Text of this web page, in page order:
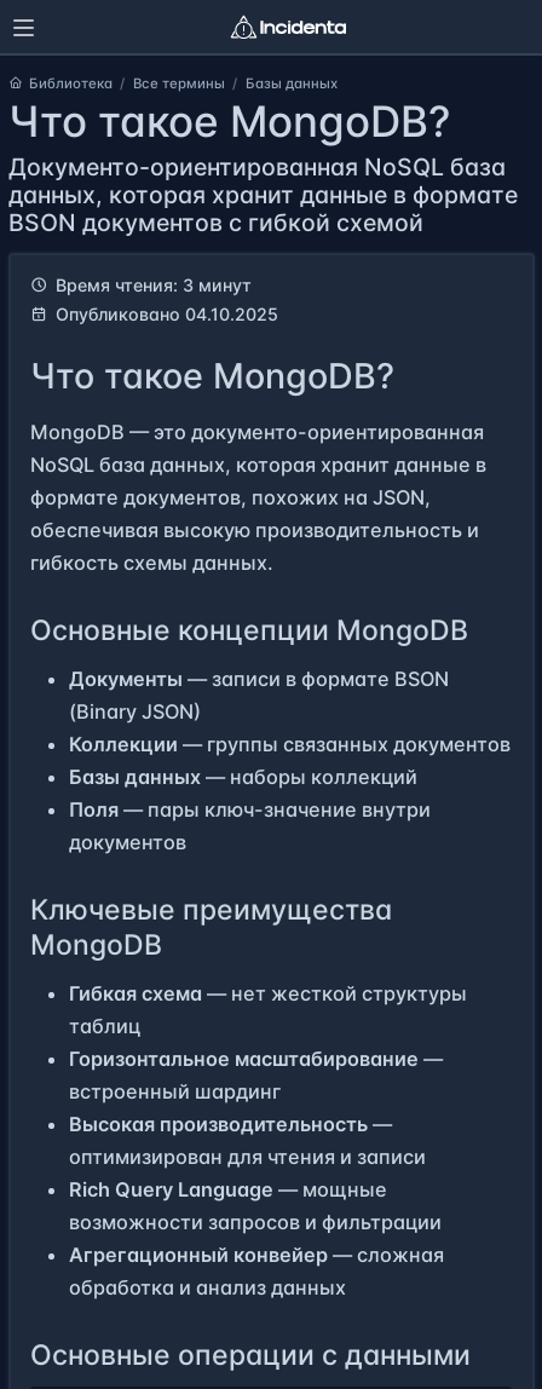
Библиотека Все термины Базы данных
Что такое MongoDB?
Документо-ориентированная NoSQL база
данных, которая хранит данные в формате
BSON документов с гибкой схемой
Время чтения: 3 минут
Опубликовано 04.10.2025
Что такое MongoDB?
MongoDB — это документо-ориентированная
NoSQL база данных, которая хранит данные в
формате документов, похожих на JSON,
обеспечивая высокую производительность и
гибкость схемы данных.
Основные концепции MongoDB
Документы — записи в формате BSON
(Binary JSON)
Коллекции — группы связанных документов
Базы данных — наборы коллекций
Поля — пары ключ-значение внутри
документов
Ключевые преимущества
MongoDB
Гибкая схема — нет жесткой структуры
таблиц
Горизонтальное масштабирование —
встроенный шардинг
Высокая производительность —
оптимизирован для чтения и записи
Rich Query Language — мощные
возможности запросов и фильтрации
Агрегационный конвейер — сложная
обработка и анализ данных
Основные операции с данными